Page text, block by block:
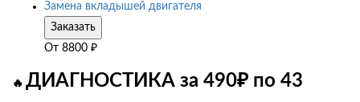
Замена вкладышей двигателя
Заказать
От 8800 ₽
🔥 ДИАГНОСТИКА за 490₽ по 43